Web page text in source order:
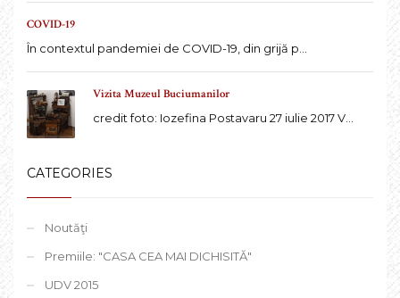
COVID-19
În contextul pandemiei de COVID-19, din grijă p...
Vizita Muzeul Buciumanilor
credit foto: Iozefina Postavaru 27 iulie 2017 V...
CATEGORIES
Noutăţi
Premiile: "CASA CEA MAI DICHISITĂ"
UDV 2015